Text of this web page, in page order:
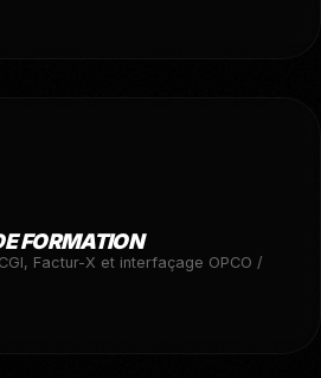
FORMATION
Factur-X et interfaçage OPCO /